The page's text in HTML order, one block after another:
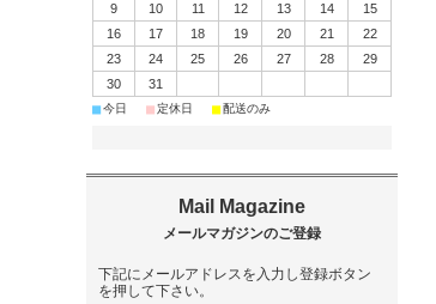
9
10 11 12 13 14
15
16
17 18 19 20 21
22
23
24 25 26 27 28
29
30
31
■今日 ■定休日 ■配送のみ
下記にメールアドレスを入力し登録ボタン
を押して下さい。